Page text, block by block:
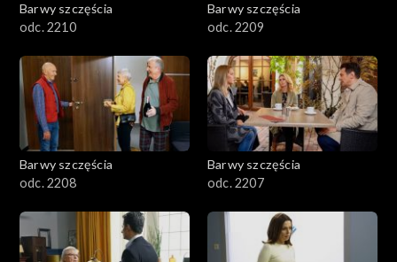
Barwy szczęścia
odc. 2210
Barwy szczęścia
odc. 2209
Barwy szczęścia
odc. 2208
Barwy szczęścia
odc. 2207